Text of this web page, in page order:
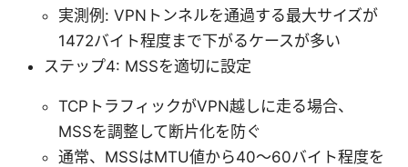
実測例: VPNトンネルを通過する最大サイズが
1472バイト程度まで下がるケースが多い
ステップ4: MSSを適切に設定
TCPトラフィックがVPN越しに走る場合、
MSSを調整して断片化を防ぐ
通常、MSSはMTU値から40〜60バイト程度を